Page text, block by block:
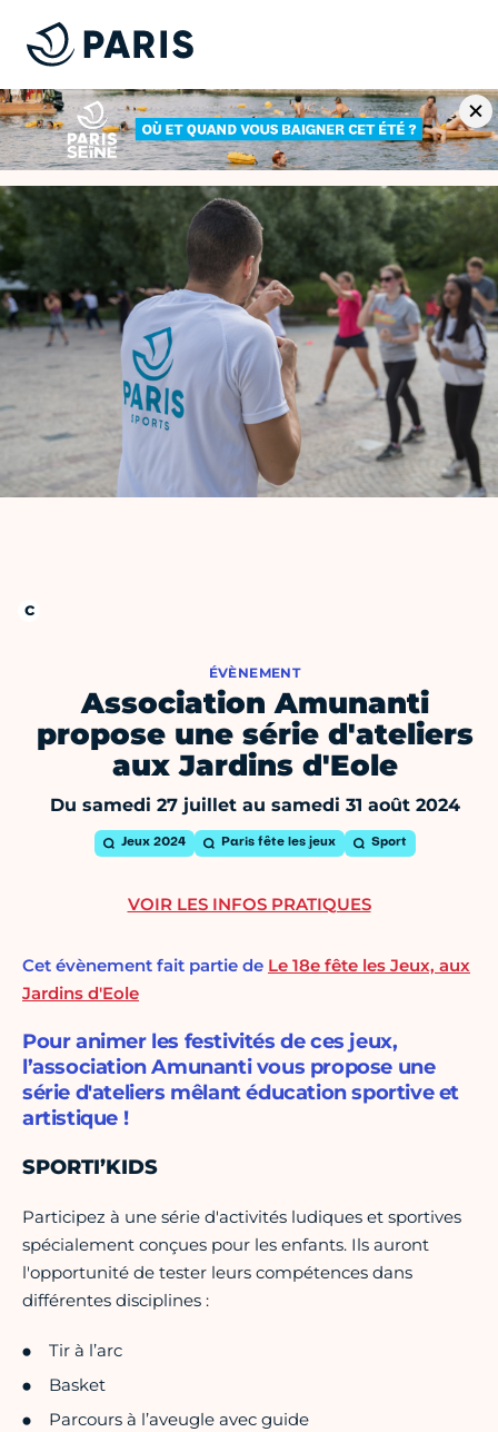
ÉVÈNEMENT
Association Amunanti
propose une série d'ateliers
aux Jardins d'Eole
Du samedi 27 juillet au samedi 31 août 2024
Jeux 2024 Paris fête les jeux Sport
Cet évènement fait partie de Le 18e fête les Jeux, aux
Jardins d'Eole
Pour animer les festivités de ces jeux,
l’association Amunanti vous propose une
série d'ateliers mêlant éducation sportive et
artistique !
SPORTI’KIDS
Participez à une série d'activités ludiques et sportives
spécialement conçues pour les enfants. Ils auront
l'opportunité de tester leurs compétences dans
différentes disciplines :
Tir à l’arc
Basket
Parcours à l’aveugle avec guide
VOIR LES INFOS PRATIQUES